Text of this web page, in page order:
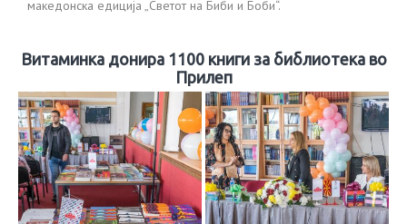
македонска едиција „Светот на Биби и Боби“.
Витаминка донира 1100 книги за библиотека во
Прилеп